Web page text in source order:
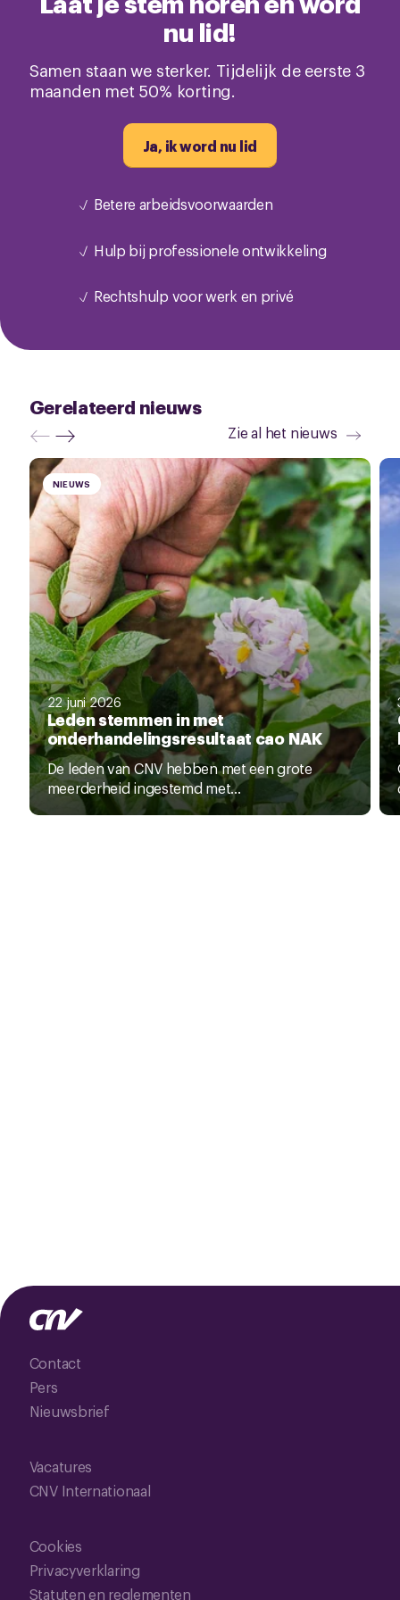
nu lid!
Samen staan we sterker. Tijdelijk de eerste 3
maanden met 50% korting.
Ja, ik word nu lid
Betere arbeidsvoorwaarden
Hulp bij professionele ontwikkeling
Rechtshulp voor werk en privé
Gerelateerd nieuws
Zie al het nieuws
NIEUWS
22 juni 2026
Leden stemmen in met
onderhandelingsresultaat cao NAK
De leden van CNV hebben met een grote
meerderheid ingestemd met...
Contact
Pers
Nieuwsbrief
Vacatures
CNV Internationaal
Cookies
Privacyverklaring
Statuten en reglementen